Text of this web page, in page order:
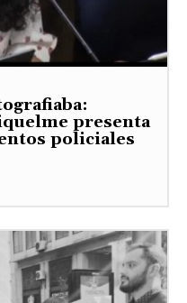
presenta
policiales